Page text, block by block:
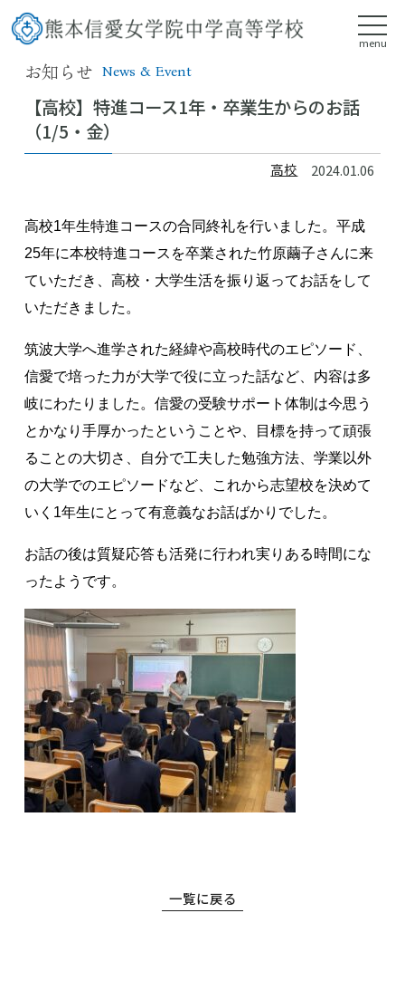
お知らせ News & Event
【高校】特進コース1年・卒業生からのお話
（1/5・金）
高校 2024.01.06
高校1年生特進コースの合同終礼を行いました。 平成
25年に本校特進コースを卒業された竹原繭子さんに来
ていただき、高校・大学生活を振り返ってお話をして
いただきました。
筑波大学へ進学された経緯や高校時代のエピソード、
信愛で培った力が大学で役に立った話など、内容は多
岐にわたりました。信愛の受験サポート体制は今思う
とかなり手厚かったということや、目標を持って頑張
ることの大切さ、自分で工夫した勉強方法、学業以外
の大学でのエピソードなど、これから志望校を決めて
いく1年生にとって有意義なお話ばかりでした。
お話の後は質疑応答も活発に行われ実りある時間にな
ったようです。
一覧に戻る
menu